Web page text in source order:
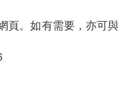
頁。如有需要，亦可與